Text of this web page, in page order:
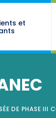
et
DE PHASE III